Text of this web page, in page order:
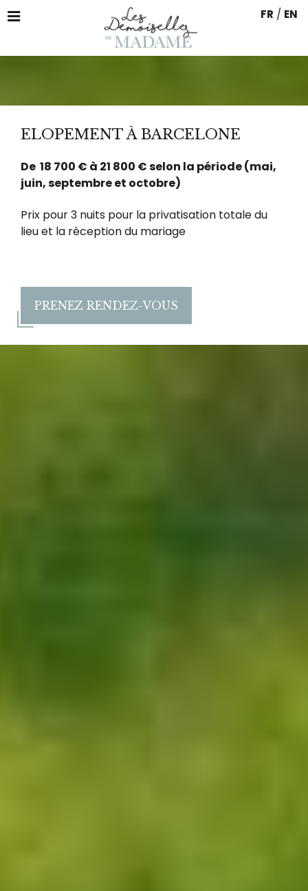
FR / EN
ELOPEMENT À BARCELONE
De 18 700 € à 21 800 € selon la période (mai,
juin, septembre et octobre)
Prix pour 3 nuits pour la privatisation totale du
lieu et la réception du mariage
PRENEZ RENDEZ-VOUS